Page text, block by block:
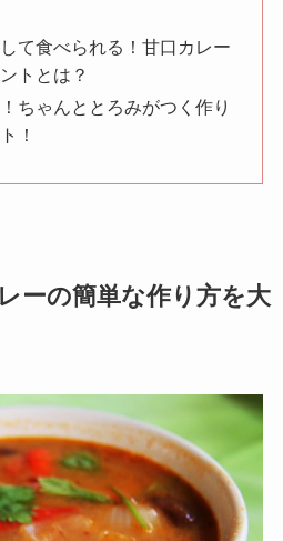
て食べられる！甘口カレー
トとは？
ちゃんととろみがつく作り
！
ーの簡単な作り方を大